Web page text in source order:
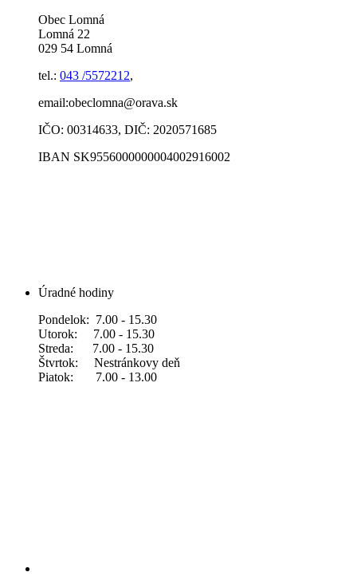
Obec Lomná
Lomná 22
029 54 Lomná
tel.: 043 /5572212,
email:obeclomna@orava.sk
IČO: 00314633, DIČ: 2020571685
IBAN SK9556000000004002916002
Úradné hodiny
Pondelok: 7.00 - 15.30
Utorok: 7.00 - 15.30
Streda: 7.00 - 15.30
Štvrtok: Nestránkovy deň
Piatok: 7.00 - 13.00